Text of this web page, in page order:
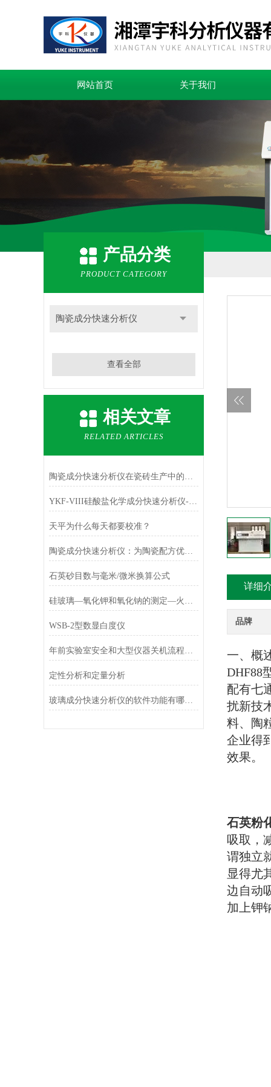
网站首页 关于我们
产品分类
PRODUCT CATEGORY
陶瓷成分快速分析仪
查看全部
相关文章
RELATED ARTICLES
陶瓷成分快速分析仪在瓷砖生产中的原料配比实时监控应用
YKF-VIII硅酸盐化学成分快速分析仪-铁红中主成份Fe2O3的测定
天平为什么每天都要校准？
陶瓷成分快速分析仪：为陶瓷配方优化提供数据支持
石英砂目数与毫米/微米换算公式
硅玻璃—氧化钾和氧化钠的测定—火焰光度法
WSB-2型数显白度仪
年前实验室安全和大型仪器关机流程，不可大意！
定性分析和定量分析
玻璃成分快速分析仪的软件功能有哪些？
详细
品牌
一、概
DHF88
配有七
扰新技
料、陶
企业得
效果。
石英粉
吸取，
谓独立
显得尤
边自动
加上钾